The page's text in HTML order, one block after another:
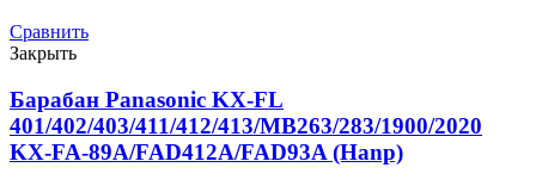
Сравнить
Закрыть
Барабан Panasonic KX-FL
401/402/403/411/412/413/MB263/283/1900/2020
KX-FA-89A/FAD412A/FAD93A (Hanp)